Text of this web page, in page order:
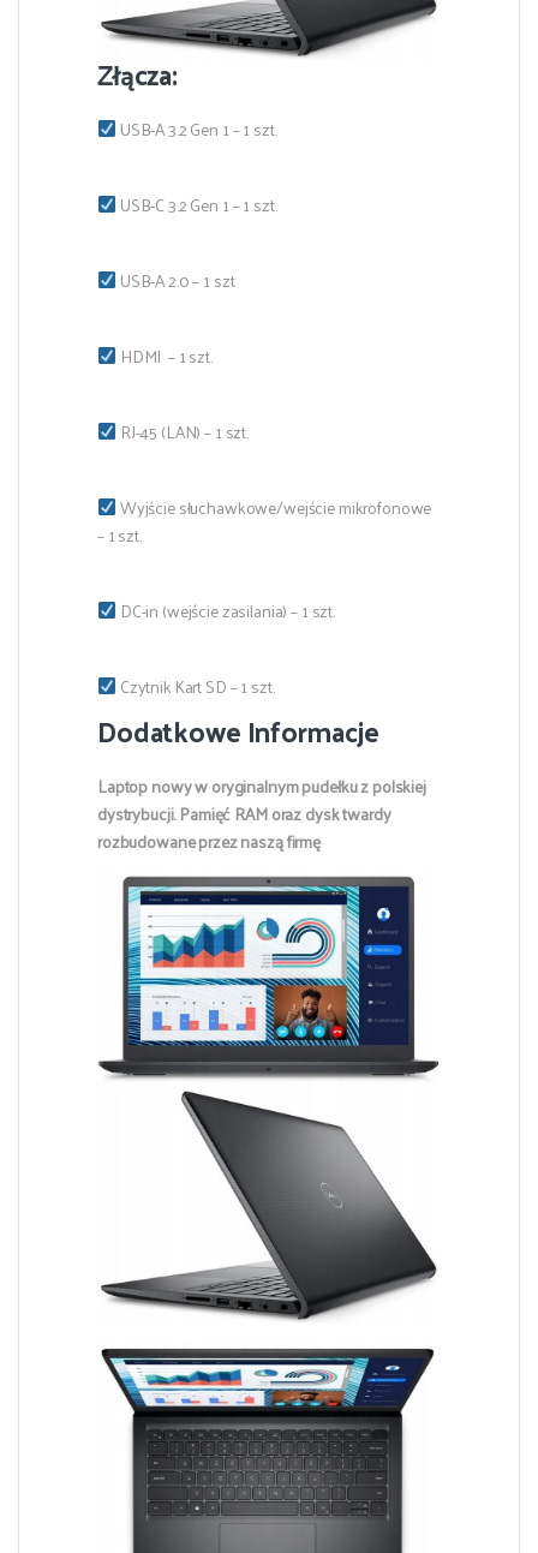
Złącza:
USB-A 3.2 Gen 1 – 1 szt.
USB-C 3.2 Gen 1 – 1 szt.
USB-A 2.0 – 1 szt
HDMI – 1 szt.
RJ-45 (LAN) – 1 szt.
Wyjście słuchawkowe/wejście mikrofonowe
– 1 szt.
DC-in (wejście zasilania) – 1 szt.
Czytnik Kart SD – 1 szt.
Dodatkowe Informacje
Laptop nowy w oryginalnym pudełku z polskiej
dystrybucji. Pamięć RAM oraz dysk twardy
rozbudowane przez naszą firmę